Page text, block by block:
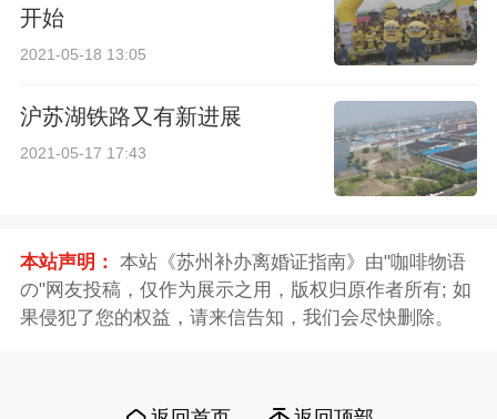
开始
2021-05-18 13:05
沪苏湖铁路又有新进展
2021-05-17 17:43
本站声明： 本站《苏州补办离婚证指南》由"咖啡物语
の"网友投稿，仅作为展示之用，版权归原作者所有; 如
果侵犯了您的权益，请来信告知，我们会尽快删除。